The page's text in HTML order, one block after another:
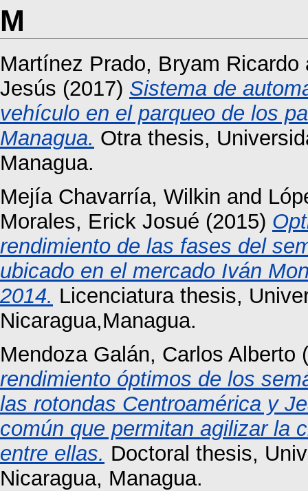
M
Martínez Prado, Bryam Ricardo
Jesús (2017) Sistema de
vehículo en el parqueo de los
Managua. Otra thesis,
Managua.
Mejía Chavarría, Wilkin and
Morales, Erick Josué (2015)
rendimiento de las fases del
ubicado en el mercado Iván
2014. Licenciatura thesis,
Nicaragua,Managua.
Mendoza Galán, Carlos Alberto
rendimiento óptimos de los
las rotondas Centroamérica y
común que permitan agilizar la
entre ellas. Doctoral thesis,
Nicaragua, Managua.